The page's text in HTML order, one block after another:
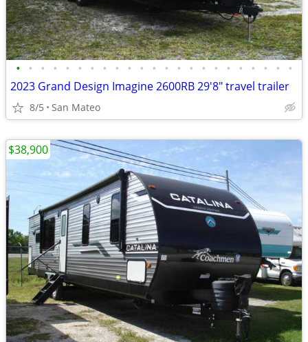
• • • • • • • • • • • • • • • • • • • • • • •
2023 Grand Design Imagine 2600RB 29'8" travel trailer
8/5 San Mateo
$38,900